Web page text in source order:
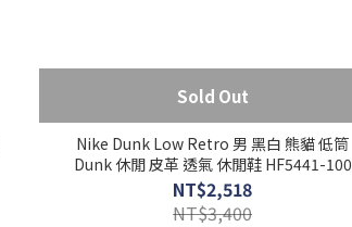
Sold Out
Nike Dunk Low Retro 男 黑白 熊貓 低筒
Dunk 休閒 皮革 透氣 休閒鞋 HF5441-100
NT$2,518
NT$3,400